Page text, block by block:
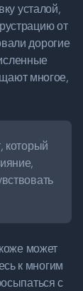
усталой,
от
дорогие
многое,
который
может
к многим
с